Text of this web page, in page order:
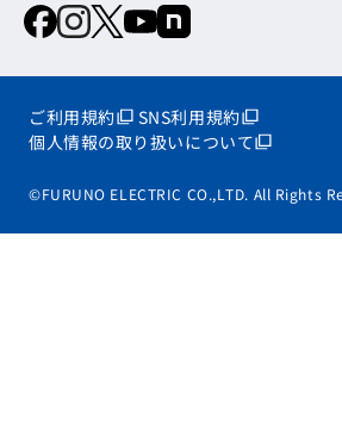
ご利用規約
SNS利用規約
個人情報の取り扱いについて
©FURUNO ELECTRIC CO.,LTD. All Rights